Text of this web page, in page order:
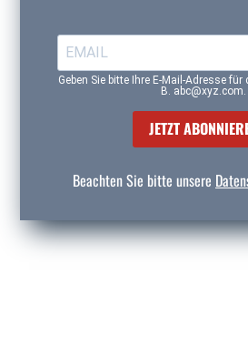
Geben Sie bitte Ihre E-Mail-Adresse für
B. abc@xyz.com.
JETZT
Beachten Sie bitte unsere